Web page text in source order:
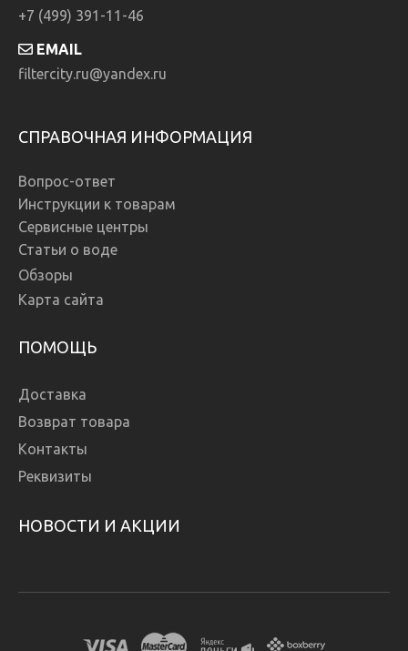
+7 (499) 391-11-46
EMAIL
filtercity.ru@yandex.ru
СПРАВОЧНАЯ ИНФОРМАЦИЯ
Вопрос-ответ
Инструкции к товарам
Сервисные центры
Статьи о воде
Обзоры
Карта сайта
ПОМОЩЬ
Доставка
Возврат товара
Контакты
Реквизиты
НОВОСТИ И АКЦИИ